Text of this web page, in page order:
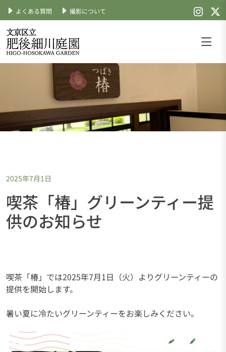
よくある質問 撮影について
Skip
to
content
文京区立肥後細川庭園
公式サイト
2025年7月1日
喫茶「椿」グリーンティー提
供のお知らせ
喫茶「椿」では2025年7月1日（火）よりグリーンティーの
提供を開始します。
暑い夏に冷たいグリーンティーをお楽しみください。